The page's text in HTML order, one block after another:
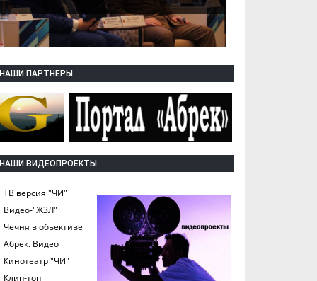
НАШИ ПАРТНЕРЫ
НАШИ ВИДЕОПРОЕКТЫ
ТВ версия "ЧИ"
Видео-"ЖЗЛ"
Чечня в обьективе
Абрек. Видео
Кинотеатр "ЧИ"
Клип-топ